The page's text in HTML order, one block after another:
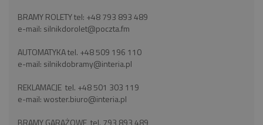
BRAMY ROLETY tel: +48 793 893 489
e-mail: silnikdorolet@poczta.fm
AUTOMATYKA tel. +48 509 196 110
e-mail: silnikdobramy@interia.pl
REKLAMACJE tel. +48 501 303 119
e-mail:woster.biuro@interia.pl
BRAMY GARAŻOWE tel. 793 893 489